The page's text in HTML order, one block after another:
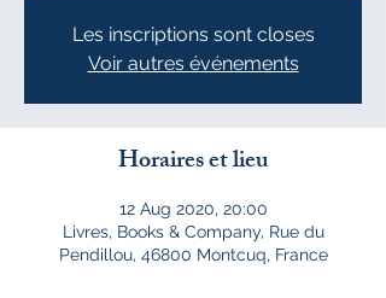
Les inscriptions sont closes
Voir autres événements
Horaires et lieu
12 Aug 2020, 20:00
Livres, Books & Company, Rue du
Pendillou, 46800 Montcuq, France